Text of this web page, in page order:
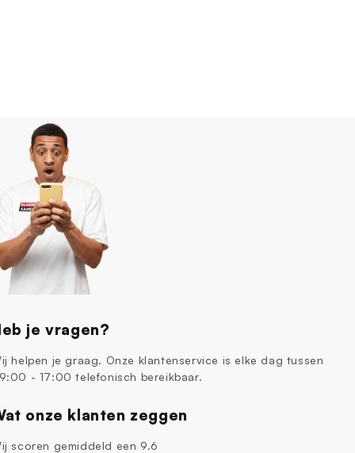
je vragen?
helpen je graag. Onze klantenservice is elke dag tussen
- 17:00 telefonisch bereikbaar.
onze klanten zeggen
scoren gemiddeld een 9.6